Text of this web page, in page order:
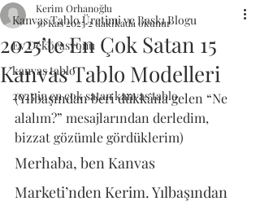
Kanvas Tablo Üretimi ve Baskı Blogu
Ev Dekorasyonu
kanvas tablo
2025 in en çok satan kanvas tablo
2025’te En Çok Satan 15
Kanvas Tablo Modelleri
Kerim Orhanoğlu
30 Kas 20252 dakikada okunur
(Yılbaşından beri dükkâna gelen “Ne
alalım?” mesajlarından derledim,
bizzat gözümle gördüklerim)
Merhaba, ben Kanvas
Marketi’nden Kerim. Yılbaşından